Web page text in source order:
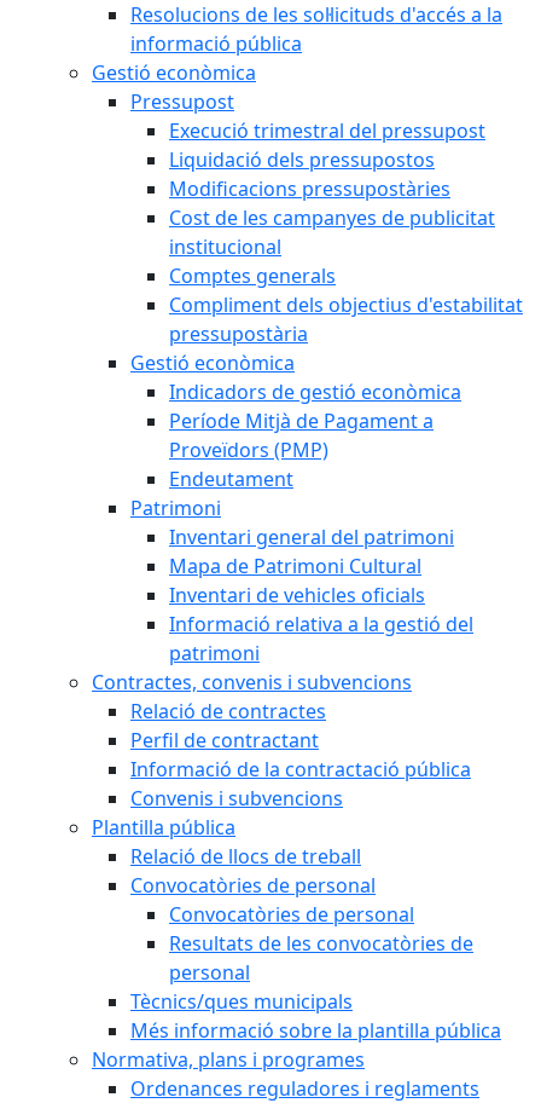
Resolucions de les sol·licituds d'accés a la
informació pública
Gestió econòmica
Pressupost
Execució trimestral del pressupost
Liquidació dels pressupostos
Modificacions pressupostàries
Cost de les campanyes de publicitat
institucional
Comptes generals
Compliment dels objectius d'estabilitat
pressupostària
Gestió econòmica
Indicadors de gestió econòmica
Període Mitjà de Pagament a
Proveïdors (PMP)
Endeutament
Patrimoni
Inventari general del patrimoni
Mapa de Patrimoni Cultural
Inventari de vehicles oficials
Informació relativa a la gestió del
patrimoni
Contractes, convenis i subvencions
Relació de contractes
Perfil de contractant
Informació de la contractació pública
Convenis i subvencions
Plantilla pública
Relació de llocs de treball
Convocatòries de personal
Convocatòries de personal
Resultats de les convocatòries de
personal
Tècnics/ques municipals
Més informació sobre la plantilla pública
Normativa, plans i programes
Ordenances reguladores i reglaments